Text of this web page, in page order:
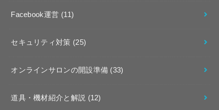
Facebook運営 (11)
セキュリティ対策 (25)
オンラインサロンの開設準備 (33)
道具・機材紹介と解説 (12)